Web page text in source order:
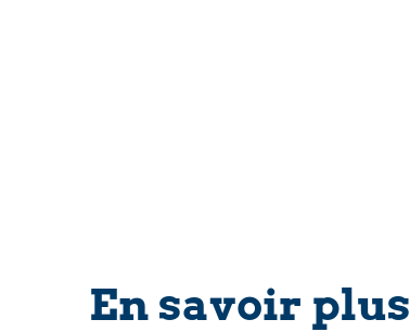
En savoir plus